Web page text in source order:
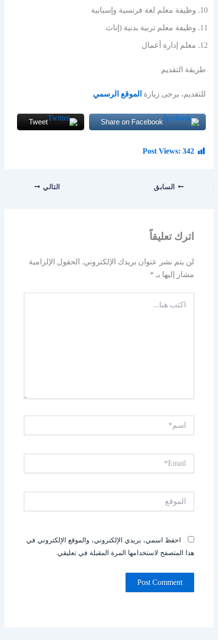
وظيفة معلم لغة فرنسية وإسبانية
وظيفة معلم تربية بدنية (إناث
معلم إدارة أعمال
طريقة التقديم
للتقديم، يرجى زيارة الموقع الرسمي
Share on Facebook
Tweet
Post Views: 342
السابق التالي
اترك تعليقاً
لن يتم نشر عنوان بريدك الإلكتروني. الحقول الإلزامية
مشار إليها بـ *
هنا...
احفظ اسمي، بريدي الإلكتروني، والموقع الإلكتروني في
هذا المتصفح لاستخدامها المرة المقبلة في تعليقي.